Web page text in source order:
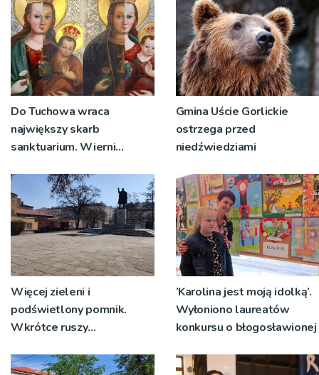
Do Tuchowa wraca
największy skarb
sanktuarium. Wierni
wizerunek Matki Bożej
Gmina Uście Gorlickie
ostrzega przed
niedźwiedziami
Więcej zieleni i
podświetlony pomnik.
Wkrótce ruszy
Drzewnego w Tarnowie
’Karolina jest moją idolką’.
Wyłoniono laureatów
konkursu o błogosławionej